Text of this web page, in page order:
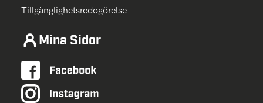
Tillgänglighetsredogörelse
Mina Sidor